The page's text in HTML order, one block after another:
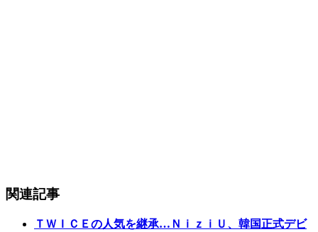
関連記事
ＴＷＩＣＥの人気を継承…ＮｉｚｉＵ、韓国正式デビ